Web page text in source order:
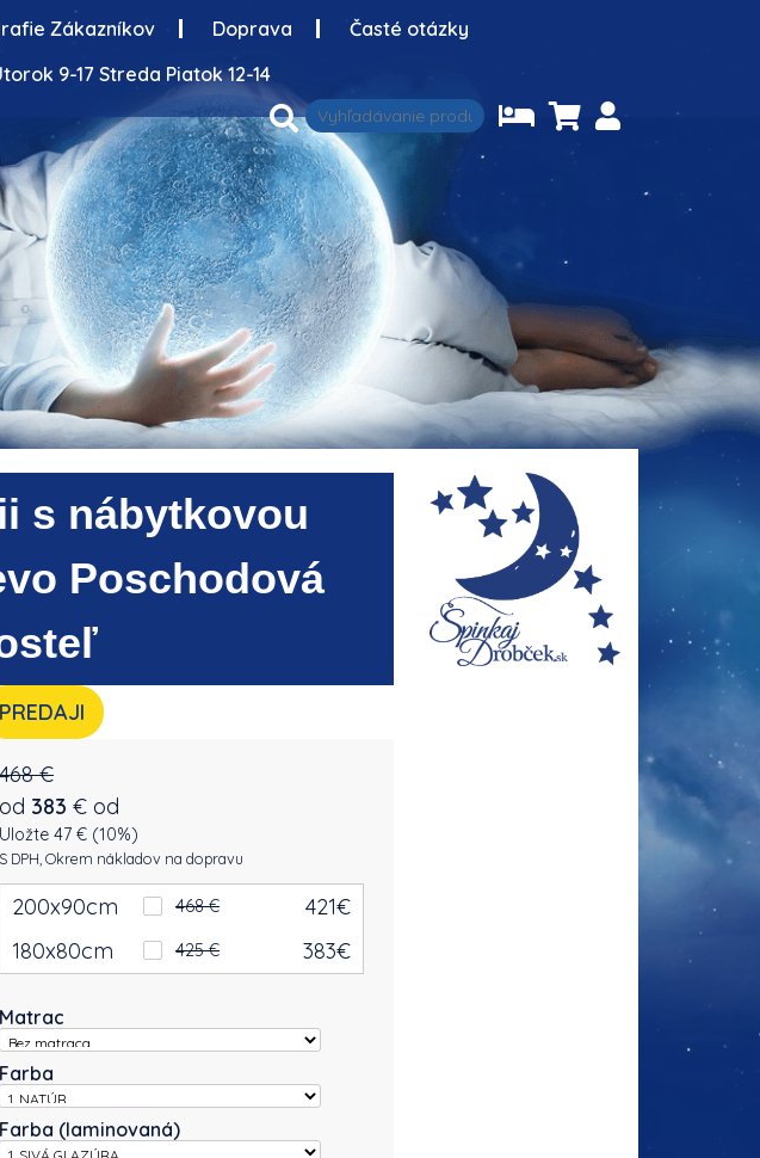
Zákazníkov Doprava Časté otázky
9-17 Streda Piatok 12-14
s nábytkovou
Poschodová
PREDAJI
468 €
od 383 € od
Uložte 47 € (10%)
S DPH, Okrem nákladov na dopravu
200x90cm 468 € 421€
180x80cm
425 € 383€
Matrac
Farba
Farba (laminovaná)